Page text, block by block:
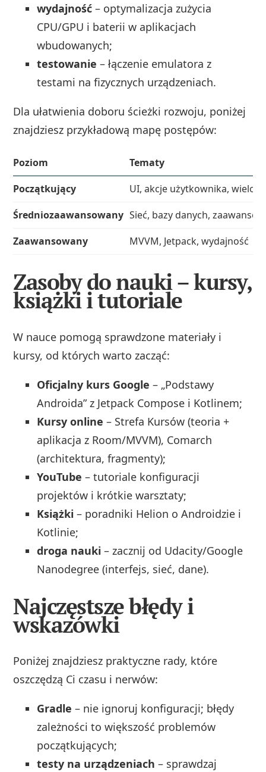
wydajność – optymalizacja zużycia
CPU/GPU i baterii w aplikacjach
wbudowanych;
testowanie – łączenie emulatora z
testami na fizycznych urządzeniach.
Dla ułatwienia doboru ścieżki rozwoju, poniżej
znajdziesz przykładową mapę postępów:
Poziom
Tematy
Początkujący
UI, akcje użytkownika,
Średniozaawansowany Sieć, bazy danych,
Zaawansowany
MVVM, Jetpack, wydajność
Zasoby do nauki – kursy,
książki i tutoriale
W nauce pomogą sprawdzone materiały i
kursy, od których warto zacząć:
Oficjalny kurs Google – „Podstawy
Androida” z Jetpack Compose i Kotlinem;
Kursy online – Strefa Kursów (teoria +
aplikacja z Room/MVVM), Comarch
(architektura, fragmenty);
YouTube – tutoriale konfiguracji
projektów i krótkie warsztaty;
Książki – poradniki Helion o Androidzie i
Kotlinie;
droga nauki – zacznij od Udacity/Google
Nanodegree (interfejs, sieć, dane).
Najczęstsze błędy i
wskazówki
Poniżej znajdziesz praktyczne rady, które
oszczędzą Ci czasu i nerwów:
Gradle – nie ignoruj konfiguracji; błędy
zależności to większość problemów
początkujących;
testy na urządzeniach – sprawdzaj